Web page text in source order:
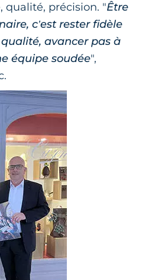
qualité, précision. "Être
c’est rester fidèle
avancer pas à
équipe soudée",